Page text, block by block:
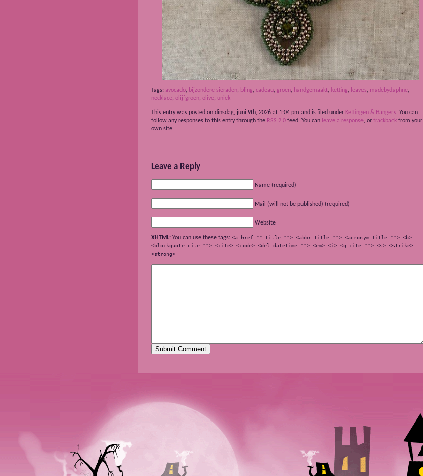
Tags: avocado, bijzondere sieraden, bling, cadeau, groen, handgemaakt, ketting, leaves, madebydaphne,
necklace, olijfgroen, olive, uniek
This entry was posted on dinsdag, juni 9th, 2026 at 1:04 pm and is filed under Kettingen & Hangers. You can
follow any responses to this entry through the RSS 2.0 feed. You can leave a response, or trackback from your
own site.
Leave a Reply
Name (required)
Mail (will not be published) (required)
Website
XHTML: You can use these tags: <a href="" title=""> <abbr title=""> <acronym title=""> <b>
<blockquote cite=""> <cite> <code> <del datetime=""> <em> <i> <q cite=""> <s> <strike>
<strong>